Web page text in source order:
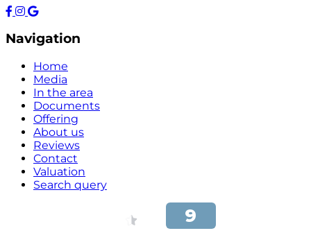
Navigation
Home
Media
In the area
Documents
Offering
About us
Reviews
Contact
Valuation
Search query